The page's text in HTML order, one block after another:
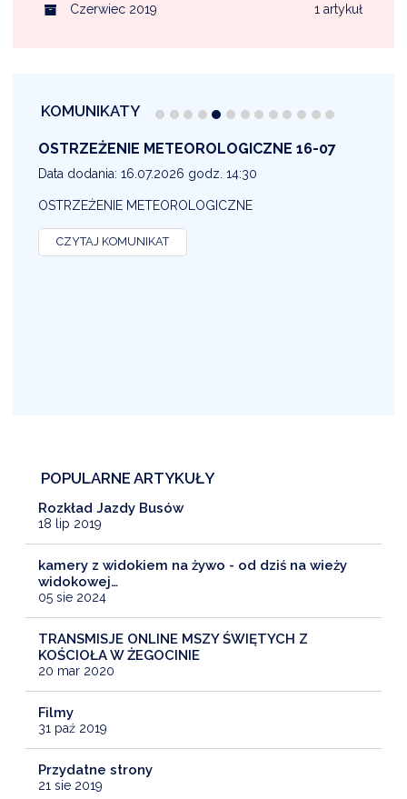
1 artykuł
Czerwiec 2019
KOMUNIKATY
OSTRZEŻENIE METEOROLOGICZNE 16-07
Data dodania: 16.07.2026 godz. 14:30
OSTRZEŻENIE METEOROLOGICZNE
CZYTAJ KOMUNIKAT
POPULARNE ARTYKUŁY
Rozkład Jazdy Busów
18 lip 2019
kamery z widokiem na żywo - od dziś na wieży
widokowej…
05 sie 2024
TRANSMISJE ONLINE MSZY ŚWIĘTYCH Z
KOŚCIOŁA W ŻEGOCINIE
20 mar 2020
Filmy
31 paź 2019
Przydatne strony
21 sie 2019